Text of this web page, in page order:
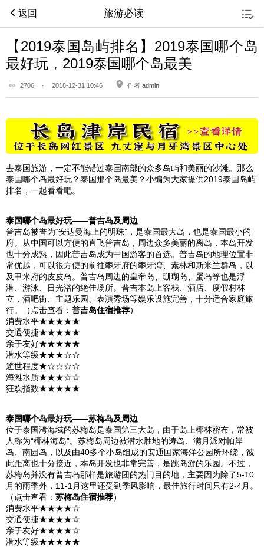
返回 旅游必读
【2019泰国岛屿排名】2019泰国哪个岛
最好玩，2019泰国哪个岛最美
2706 · 2018-12-31 10:46 作者 admin
去泰国旅游，一定不能错过泰国南部的众多岛屿和美丽的沙滩。那么
泰国哪个岛最好玩？泰国那个岛最美？小编为大家提供2019泰国岛屿
排名，一起看看吧。
泰国 哪个岛最好玩——普吉岛及周边
普吉岛被誉为“安达曼海上的明珠”，是泰国最大岛，也是泰国最小的
府。从中国可以方便的直飞普吉岛 ，周边众多美丽的离岛，本岛开发
也十分成熟，因此普吉岛成为中国游客的首选。 普吉岛的地理位置非
常优越，可以很方便的前往攀牙府的攀牙湾、素林和斯米兰群岛，以
及甲米府的皮皮岛。 普吉岛周边的皇帝岛、珊瑚岛、蛋岛等也是浮
潜、游泳、日光浴的绝佳场所。普吉本岛上客栈、酒店、度假村林
立，酒吧街、主题乐园、表演秀场等娱乐设施完善，十分适合家庭旅
行。（点击查看： 普吉岛住宿推荐）
消费水平★★★★★
交通便捷★★★★★
亲子友好★★★★★
潜水等级★★★☆☆
避世程度★☆☆☆☆
海滩水质★★★☆☆
狂欢指数★★★★★
泰国 哪个岛最好玩——苏梅岛及周边
位于泰国湾海域的苏梅岛是泰国第三大岛，由于岛上椰林密布，常被
人称为“椰林海岛”。 苏梅岛周边被潜水胜地的涛岛、满月派对帕岸
岛 、南园岛，以及由40多个小岛组成的安通国家海洋公园所环绕，彼
此距离也十分接近，本岛开发也非常完善，是跳岛游的乐园。不过，
苏梅岛并没有普吉岛那样是旅游团的热门目的地，主要因为除了5-10
月的雨季外，11-1月这里还受到季风影响，最佳旅行时间只有2-4月。
（点击查看： 苏梅岛住宿推荐）
消费水平★★★★☆
交通便捷★★★★☆
亲子友好★★★★☆
潜水等级★★★★★